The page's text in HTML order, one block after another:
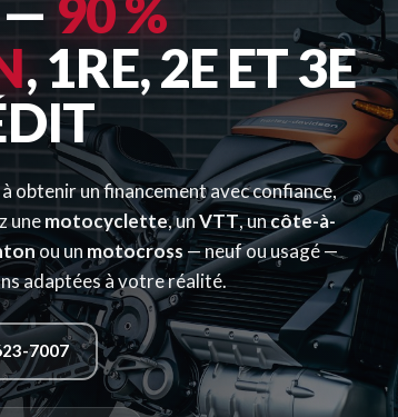
, 1RE, 2E ET 3E
obtenir un financement avec confiance,
unemotocyclette, unVTT, uncôte-à-
ou un motocross— neuf ou usagé —
adaptées à votre réalité.
7007